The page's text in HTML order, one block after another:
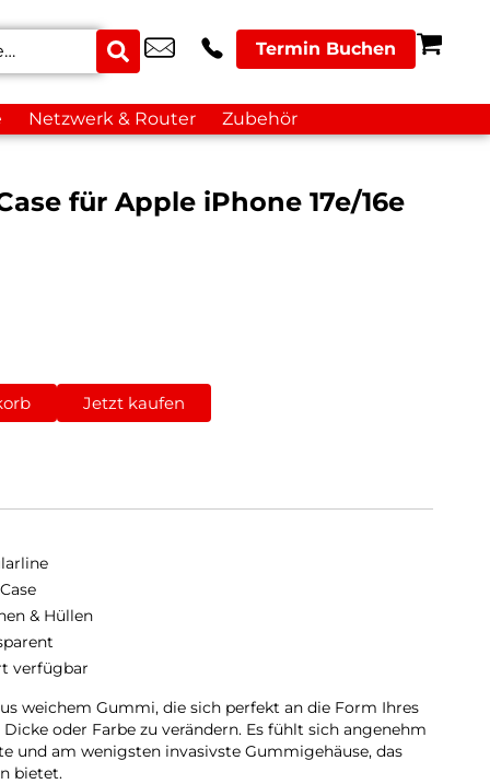
Termin Buchen
Netzwerk & Router Zubehör
für Apple iPhone 17e/16e
Jetzt kaufen
& Hüllen
verfügbar
weichem Gummi, die sich perfekt an die Form Ihres
oder Farbe zu verändern. Es fühlt sich angenehm
und am wenigsten invasivste Gummigehäuse, das
bietet.